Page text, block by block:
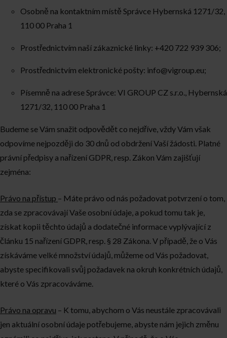
Osobně na kontaktním místě Správce Hybernská 1271/32,
110 00 Praha 1
Prostřednictvím naší zákaznické linky: +420 722 939 306;
Prostřednictvím elektronické pošty: info@vigroup.eu;
Písemně na adrese Správce: VI GROUP CZ s.r.o., Hybernská
1271/32, 110 00 Praha 1
Budeme se Vám snažit odpovědět co nejdříve, vždy Vám však
odpovíme nejpozději do 30 dnů od obdržení Vaší žádosti. Platné
právní předpisy a nařízení GDPR, resp. Zákon Vám zajišťují
zejména:
Právo na přístup – Máte právo od nás požadovat potvrzení o tom,
zda se zpracovávají Vaše osobní údaje, a pokud tomu tak je,
získat kopii těchto údajů a dodatečné informace vyplývající z
článku 15 nařízení GDPR, resp. § 28 Zákona. V případě, že o Vás
získáváme velké množství údajů, můžeme od Vás požadovat,
abyste specifikovali svůj požadavek na okruh konkrétních údajů,
které o Vás zpracováváme.
Právo na opravu – K tomu, abychom o Vás neustále zpracovávali
jen aktuální osobní údaje potřebujeme, abyste nám jejich změnu